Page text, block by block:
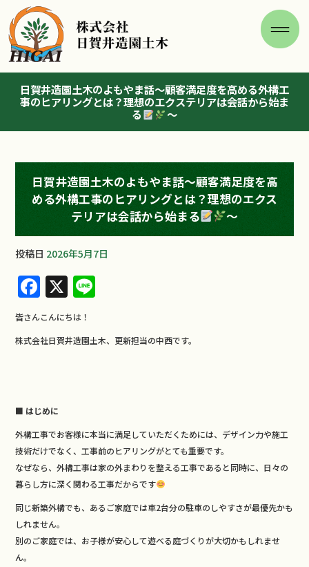
日賀井造園土木のよもやま話～顧客満足度を高める外構工
事のヒアリングとは？理想のエクステリアは会話から始ま
る
～
日賀井造園土木のよもやま話～顧客満足度を高
める外構工事のヒアリングとは？理想のエクス
テリアは会話から始まる
～
投稿日 2026年5月7日
F
a
c
e
o
k
X
e
皆さんこんにちは！
株式会社日賀井造園土木、更新担当の中西です。
■ はじめに
外構工事でお客様に本当に満足していただくためには、デザイン力や施工
技術だけでなく、工事前のヒアリングがとても重要です。
なぜなら、外構工事は家の外まわりを整える工事であると同時に、日々の
暮らし方に深く関わる工事だからです
同じ新築外構でも、あるご家庭では車2台分の駐車のしやすさが最優先かも
しれません。
別のご家庭では、お子様が安心して遊べる庭づくりが大切かもしれませ
ん。